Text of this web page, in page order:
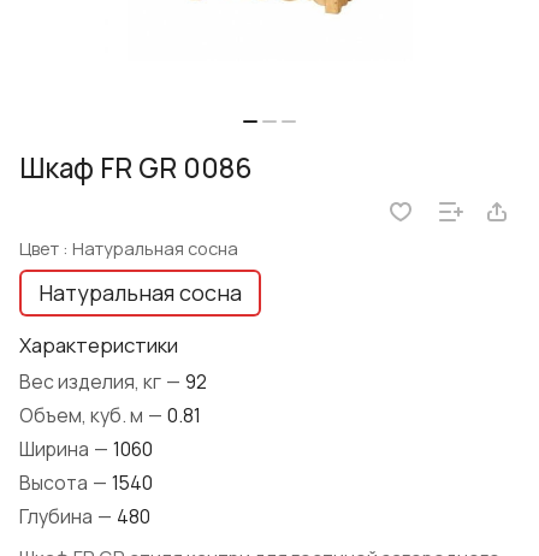
Шкаф FR GR 0086
Цвет : Натуральная сосна
Натуральная сосна
Характеристики
Вес изделия, кг — 92
Объем, куб. м — 0.81
Ширина — 1060
Высота — 1540
Глубина — 480